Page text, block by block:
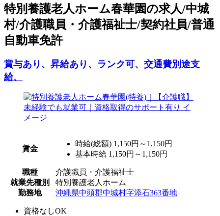
特別養護老人ホーム春華園の求人/中城
村/介護職員・介護福祉士/契約社員/普通
自動車免許
賞与あり、昇給あり、ランク可、交通費別途支
給、
賃金
時給(総額) 1,150円～1,150円
基本時給 1,150円～1,150円
職種
介護職員・介護福祉士
就業先種別
特別養護老人ホーム
勤務地
沖縄県中頭郡中城村字添石363番地
資格なしOK